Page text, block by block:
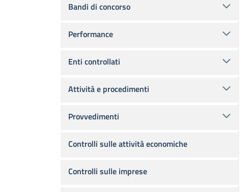
Bandi di concorso
Performance
Enti controllati
Attività e procedimenti
Provvedimenti
Controlli sulle attività economiche
Controlli sulle imprese